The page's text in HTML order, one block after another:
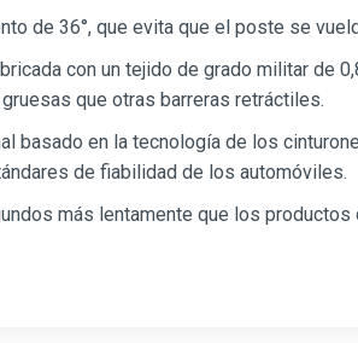
de 36°, que evita que el poste se
con un tejido de grado militar de
que otras barreras retráctiles.
basado en la tecnología de los
de fiabilidad de los automóviles.
más lentamente que los productos